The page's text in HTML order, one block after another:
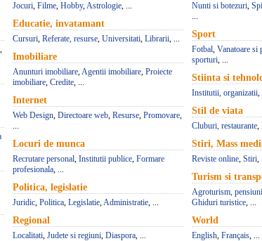
,
Jocuri, Filme, Hobby,Astrologie, ...
Educatie, invatamant
Cursuri, Referate, resurse, Universitati, Librarii, ...
Imobiliare
Anunturi imobiliare,Agentii imobiliare, Proiecte
imobiliare, Credite, ...
Internet
Web Design, Directoare web, Resurse, Promovare,
...
Locuri de munca
Recrutare personal, Institutii publice, Formare
profesionala, ...
Politica, legislatie
Juridic, Politica, Legislatie,Administratie, ...
Regional
Localitati, Judete si regiuni, Diaspora, ...
Nunti si botezuri,
...
Sport
Fotbal, Vanatoare si
sporturi, ...
Stiinta si
Institutii, organizatii,
Stil de viata
Cluburi, restaurante,
Stiri, Mass
Reviste online, Stiri,
Turism si
Agroturism, pensiuni
Ghiduri turistice, ...
World
English, Français, ...